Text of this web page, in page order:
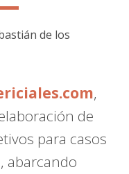
,
de
para casos
, abarcando